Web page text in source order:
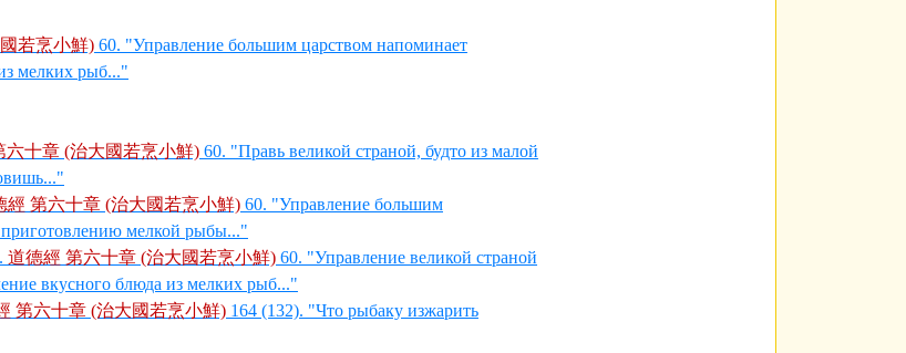
若烹小鮮) 60. "Управление большим царством напоминает
мелких рыб..."
六十章 (治大國若烹小鮮) 60. "Правь великой страной, будто из малой
經 第六十章 (治大國若烹小鮮) 60. "Управление большим
приготовлению мелкой рыбы..."
道德經 第六十章 (治大國若烹小鮮) 60. "Управление великой страной
вкусного блюда из мелких рыб..."
第六十章 (治大國若烹小鮮) 164 (132). "Что рыбаку изжарить